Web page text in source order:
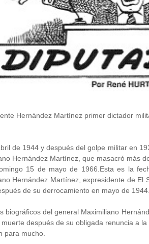
Hernández Martínez primer dictador
de 1944 y después del golpe militar en
Hernández Martínez, que masacró más
15 de mayo de 1966.Esta es la
Hernández Martínez, expresidente de El
de su derrocamiento en mayo de 1944.
biográficos del general Maximiliano
después de su obligada renuncia a
para mucho.